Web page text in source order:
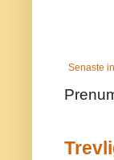
Senaste